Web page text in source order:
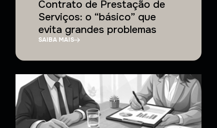
Contrato de Prestação de
Serviços: o “básico” que
evita grandes problemas
SAIBA MAIS